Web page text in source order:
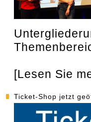
[Lesen Sie
Ticket-Shop jetzt